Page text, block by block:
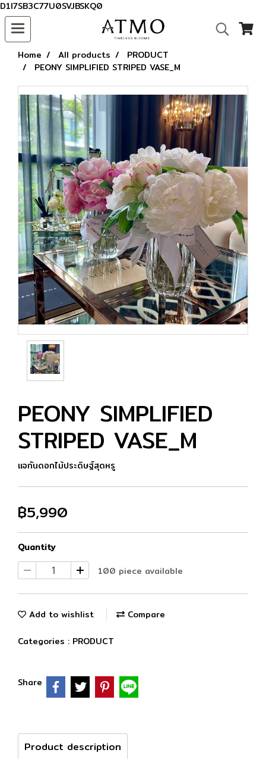
D1I7SB3C77U0SVJBSKQ0
Home All products
PRODUCT
PEONY SIMPLIFIED STRIPED VASE_M
PEONY SIMPLIFIED
STRIPED VASE_M
แจกันดอกไม้ประดิษฐ์สุดหรู
฿5,990
Quantity
100 piece available
Add to wishlist Compare
Categories : PRODUCT
Share
Product description